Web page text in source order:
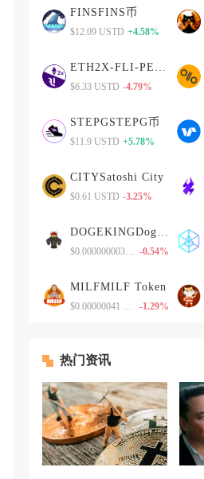
FINSFINS币
$12.09 USTD +4.58%
ETH2X-FLI-PETH2X-FLI-P币
$6.33 USTD -4.79%
STEPGSTEPG币
$11.9 USTD +5.78%
CITYSatoshi City
$0.61 USTD -3.25%
DOGEKINGDogeKing
$0.0000000030 USTD -0.54%
MILFMILF Token
$0.00000041 USTD -1.29%
热门资讯